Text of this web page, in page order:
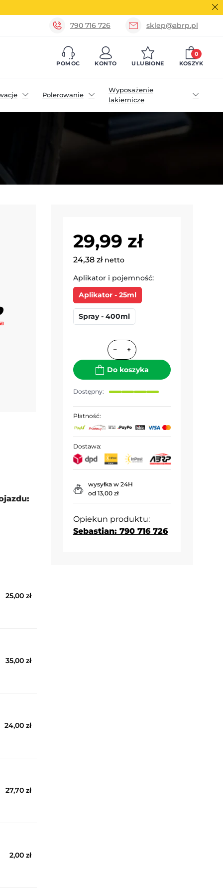
790 716 726 sklep@abrp.pl
POMOC KONTO ULUBIONE KOSZYK
0
Polerowanie
Wyposażenie
lakiernicze
29,99 zł
24,38 zł netto
Aplikator i pojemność:
Aplikator - 25ml
Spray - 400ml
− +
Do koszyka
Dostępny:
Płatność:
Dostawa:
wysyłka w 24H
od 13,00 zł
Opiekun produktu:
Sebastian: 790 716 726
25,00 zł
35,00 zł
24,00 zł
27,70 zł
2,00 zł